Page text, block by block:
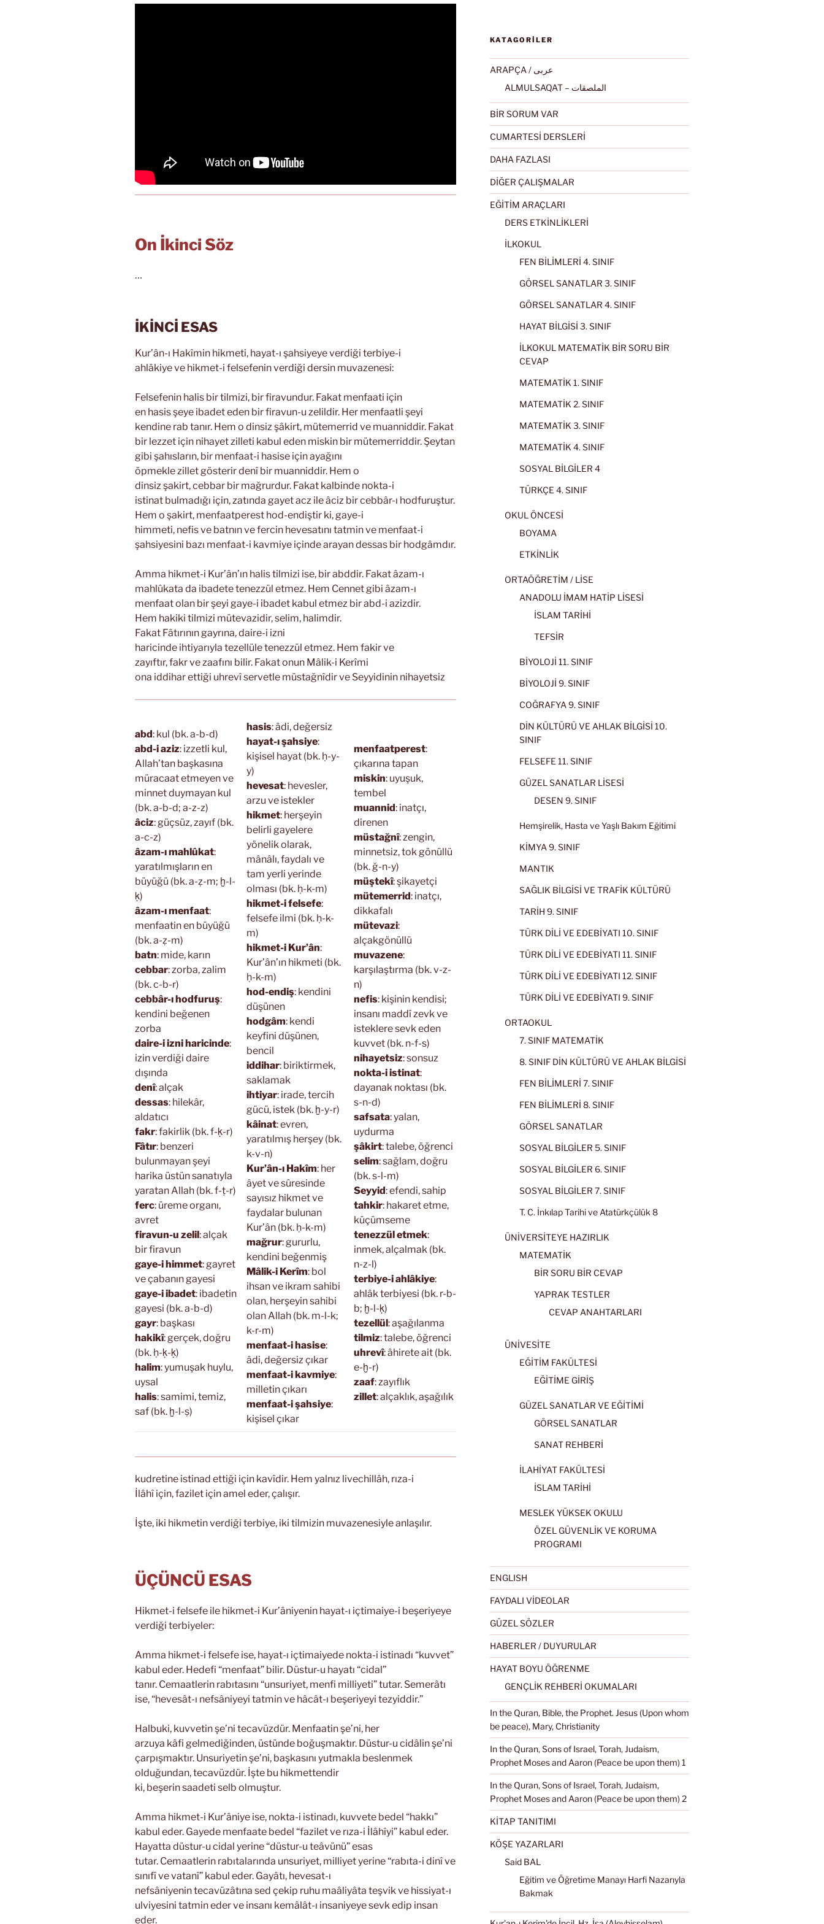
On İkinci Söz
…
İKİNCİ ESAS
Kur’ân-ı Hakîmin hikmeti, hayat-ı şahsiyeye verdiği terbiye-i
ahlâkiye ve hikmet-i felsefenin verdiği dersin muvazenesi:
Felsefenin halis bir tilmizi, bir firavundur. Fakat menfaati için
en hasis şeye ibadet eden bir firavun-u zelildir. Her menfaatli şeyi
kendine rab tanır. Hem o dinsiz şâkirt, mütemerrid ve muanniddir. Fakat
bir lezzet için nihayet zilleti kabul eden miskin bir mütemerriddir. Şeytan
gibi şahısların, bir menfaat-i hasise için ayağını
öpmekle zillet gösterir denî bir muanniddir. Hem o
dinsiz şakirt, cebbar bir mağrurdur. Fakat kalbinde nokta-i
istinat bulmadığı için, zatında gayet acz ile âciz bir cebbâr-ı hodfuruştur.
Hem o şakirt, menfaatperest hod-endiştir ki, gaye-i
himmeti, nefis ve batnın ve fercin hevesatını tatmin ve menfaat-i
şahsiyesini bazı menfaat-i kavmiye içinde arayan dessas bir hodgâmdır.
Amma hikmet-i Kur’ân’ın halis tilmizi ise, bir abddir. Fakat âzam-ı
mahlûkata da ibadete tenezzül etmez. Hem Cennet gibi âzam-ı
menfaat olan bir şeyi gaye-i ibadet kabul etmez bir abd-i azizdir.
Hem hakiki tilmizi mütevazidir, selim, halimdir.
Fakat Fâtırının gayrına, daire-i izni
haricinde ihtiyarıyla tezellüle tenezzül etmez. Hem fakir ve
zayıftır, fakr ve zaafını bilir. Fakat onun Mâlik-i Kerîmi
ona iddihar ettiği uhrevî servetle müstağnîdir ve Seyyidinin nihayetsiz
abd: kul (bk. a-b-d)
abd-i aziz: izzetli kul,
Allah’tan başkasına
müracaat etmeyen ve
minnet duymayan kul
(bk. a-b-d; a-z-z)
âciz: güçsüz, zayıf (bk.
a-c-z)
âzam-ı mahlûkat:
yaratılmışların en
büyüğü (bk. a-ẓ-m; ḫ-l-
ḳ)
âzam-ı menfaat:
menfaatin en büyüğü
(bk. a-ẓ-m)
batn: mide, karın
cebbar: zorba, zalim
(bk. c-b-r)
cebbâr-ı hodfuruş:
kendini beğenen
zorba
daire-i izni haricinde:
izin verdiği daire
dışında
denî: alçak
dessas: hilekâr,
aldatıcı
fakr: fakirlik (bk. f-ḳ-r)
Fâtır: benzeri
bulunmayan şeyi
harika üstün sanatıyla
yaratan Allah (bk. f-ṭ-r)
ferc: üreme organı,
avret
firavun-u zelil: alçak
bir firavun
gaye-i himmet: gayret
ve çabanın gayesi
gaye-i ibadet: ibadetin
gayesi (bk. a-b-d)
gayr: başkası
hakikî: gerçek, doğru
(bk. ḥ-ḳ-ḳ)
halim: yumuşak huylu,
uysal
halis: samimi, temiz,
saf (bk. ḫ-l-ṣ)
hasis: âdi, değersiz
hayat-ı şahsiye:
kişisel hayat (bk. ḥ-y-
y)
hevesat: hevesler,
arzu ve istekler
hikmet: herşeyin
belirli gayelere
yönelik olarak,
mânâlı, faydalı ve
tam yerli yerinde
olması (bk. ḥ-k-m)
hikmet-i felsefe:
felsefe ilmi (bk. ḥ-k-
m)
hikmet-i Kur’ân:
Kur’ân’ın hikmeti (bk.
ḥ-k-m)
hod-endiş: kendini
düşünen
hodgâm: kendi
keyfini düşünen,
bencil
iddihar: biriktirmek,
saklamak
ihtiyar: irade, tercih
gücü, istek (bk. ḫ-y-r)
kâinat: evren,
yaratılmış herşey (bk.
k-v-n)
Kur’ân-ı Hakîm: her
âyet ve sûresinde
sayısız hikmet ve
faydalar bulunan
Kur’ân (bk. ḥ-k-m)
mağrur: gururlu,
kendini beğenmiş
Mâlik-i Kerîm: bol
ihsan ve ikram sahibi
olan, herşeyin sahibi
olan Allah (bk. m-l-k;
k-r-m)
menfaat-i hasise:
âdi, değersiz çıkar
menfaat-i kavmiye:
milletin çıkarı
menfaat-i şahsiye:
kişisel çıkar
menfaatperest:
çıkarına tapan
miskin: uyuşuk,
tembel
muannid: inatçı,
direnen
müstağnî: zengin,
minnetsiz, tok gönüllü
(bk. ğ-n-y)
müştekî: şikayetçi
mütemerrid: inatçı,
dikkafalı
mütevazi:
alçakgönüllü
muvazene:
karşılaştırma (bk. v-z-
n)
nefis: kişinin kendisi;
insanı maddî zevk ve
isteklere sevk eden
kuvvet (bk. n-f-s)
nihayetsiz: sonsuz
nokta-i istinat:
dayanak noktası (bk.
s-n-d)
safsata: yalan,
uydurma
şâkirt: talebe, öğrenci
selim: sağlam, doğru
(bk. s-l-m)
Seyyid: efendi, sahip
tahkir: hakaret etme,
küçümseme
tenezzül etmek:
inmek, alçalmak (bk.
n-z-l)
terbiye-i ahlâkiye:
ahlâk terbiyesi (bk. r-b-
b; ḫ-l-ḳ)
tezellül: aşağılanma
tilmiz: talebe, öğrenci
uhrevî: âhirete ait (bk.
e-ḫ-r)
zaaf: zayıflık
zillet: alçaklık, aşağılık
kudretine istinad ettiği için kavîdir. Hem yalnız livechillâh, rıza-i
İlâhî için, fazilet için amel eder, çalışır.
İşte, iki hikmetin verdiği terbiye, iki tilmizin muvazenesiyle anlaşılır.
ÜÇÜNCÜ ESAS
Hikmet-i felsefe ile hikmet-i Kur’âniyenin hayat-ı içtimaiye-i beşeriyeye
verdiği terbiyeler:
Amma hikmet-i felsefe ise, hayat-ı içtimaiyede nokta-i istinadı “kuvvet”
kabul eder. Hedefi “menfaat” bilir. Düstur-u hayatı “cidal”
tanır. Cemaatlerin rabıtasını “unsuriyet, menfi milliyeti” tutar. Semerâtı
ise, “hevesât-ı nefsâniyeyi tatmin ve hâcât-ı beşeriyeyi tezyiddir.”
Halbuki, kuvvetin şe’ni tecavüzdür. Menfaatin şe’ni, her
arzuya kâfi gelmediğinden, üstünde boğuşmaktır. Düstur-u cidâlin şe’ni
çarpışmaktır. Unsuriyetin şe’ni, başkasını yutmakla beslenmek
olduğundan, tecavüzdür. İşte bu hikmettendir
ki, beşerin saadeti selb olmuştur.
Amma hikmet-i Kur’âniye ise, nokta-i istinadı, kuvvete bedel “hakkı”
kabul eder. Gayede menfaate bedel “fazilet ve rıza-i İlâhîyi” kabul eder.
Hayatta düstur-u cidal yerine “düstur-u teâvünü” esas
tutar. Cemaatlerin rabıtalarında unsuriyet, milliyet yerine “rabıta-i dinî ve
sınıfî ve vatanî” kabul eder. Gayâtı, hevesat-ı
nefsâniyenin tecavüzâtına sed çekip ruhu maâliyâta teşvik ve hissiyat-ı
ulviyesini tatmin eder ve insanı kemâlât-ı insaniyeye sevk edip insan
eder.
KATAGORİLER
ARAPÇA / عربى
ALMULSAQAT – الملصقات
BİR SORUM VAR
CUMARTESİ DERSLERİ
DAHA FAZLASI
DİĞER ÇALIŞMALAR
EĞİTİM ARAÇLARI
DERS ETKİNLİKLERİ
İLKOKUL
FEN BİLİMLERİ 4. SINIF
GÖRSEL SANATLAR 3. SINIF
GÖRSEL SANATLAR 4. SINIF
HAYAT BİLGİSİ 3. SINIF
İLKOKUL MATEMATİK BİR SORU BİR
CEVAP
MATEMATİK 1. SINIF
MATEMATİK 2. SINIF
MATEMATİK 3. SINIF
MATEMATİK 4. SINIF
SOSYAL BİLGİLER 4
TÜRKÇE 4. SINIF
OKUL ÖNCESİ
BOYAMA
ETKİNLİK
ORTAÖĞRETİM / LİSE
ANADOLU İMAM HATİP LİSESİ
İSLAM TARİHİ
TEFSİR
BİYOLOJİ 11. SINIF
BİYOLOJİ 9. SINIF
COĞRAFYA 9. SINIF
DİN KÜLTÜRÜ VE AHLAK BİLGİSİ 10.
SINIF
FELSEFE 11. SINIF
GÜZEL SANATLAR LİSESİ
DESEN 9. SINIF
Hemşirelik, Hasta ve Yaşlı Bakım Eğitimi
KİMYA 9. SINIF
MANTIK
SAĞLIK BİLGİSİ VE TRAFİK KÜLTÜRÜ
TARİH 9. SINIF
TÜRK DİLİ VE EDEBİYATI 10. SINIF
TÜRK DİLİ VE EDEBİYATI 11. SINIF
TÜRK DİLİ VE EDEBİYATI 12. SINIF
TÜRK DİLİ VE EDEBİYATI 9. SINIF
ORTAOKUL
7. SINIF MATEMATİK
8. SINIF DİN KÜLTÜRÜ VE AHLAK BİLGİSİ
FEN BİLİMLERİ 7. SINIF
FEN BİLİMLERİ 8. SINIF
GÖRSEL SANATLAR
SOSYAL BİLGİLER 5. SINIF
SOSYAL BİLGİLER 6. SINIF
SOSYAL BİLGİLER 7. SINIF
T. C. İnkılap Tarihi ve Atatürkçülük 8
ÜNİVERSİTEYE HAZIRLIK
MATEMATİK
BİR SORU BİR CEVAP
YAPRAK TESTLER
CEVAP ANAHTARLARI
ÜNİVESİTE
EĞİTİM FAKÜLTESİ
EĞİTİME GİRİŞ
GÜZEL SANATLAR VE EĞİTİMİ
GÖRSEL SANATLAR
SANAT REHBERİ
İLAHİYAT FAKÜLTESİ
İSLAM TARİHİ
MESLEK YÜKSEK OKULU
ÖZEL GÜVENLİK VE KORUMA
PROGRAMI
ENGLISH
FAYDALI VİDEOLAR
GÜZEL SÖZLER
HABERLER / DUYURULAR
HAYAT BOYU ÖĞRENME
GENÇLİK REHBERİ OKUMALARI
In the Quran, Bible, the Prophet. Jesus (Upon whom
be peace), Mary, Christianity
In the Quran, Sons of Israel, Torah, Judaism,
Prophet Moses and Aaron (Peace be upon them) 1
In the Quran, Sons of Israel, Torah, Judaism,
Prophet Moses and Aaron (Peace be upon them) 2
KİTAP TANITIMI
KÖŞE YAZARLARI
Said BAL
Eğitim ve Öğretime Manayı Harfi Nazarıyla
Bakmak